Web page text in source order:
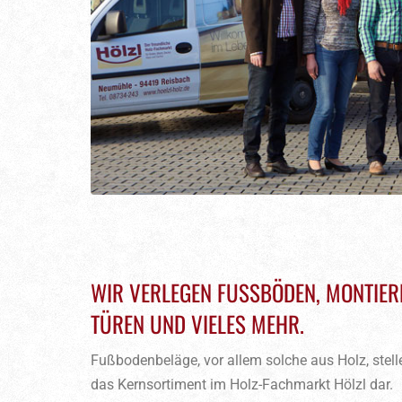
WIR VERLEGEN FUSSBÖDEN,
ÜREN UND VIELES MEHR.
Fußbodenbeläge, vor allem solche aus Holz,
das Kernsortiment im Holz-Fachmarkt Hölzl dar.